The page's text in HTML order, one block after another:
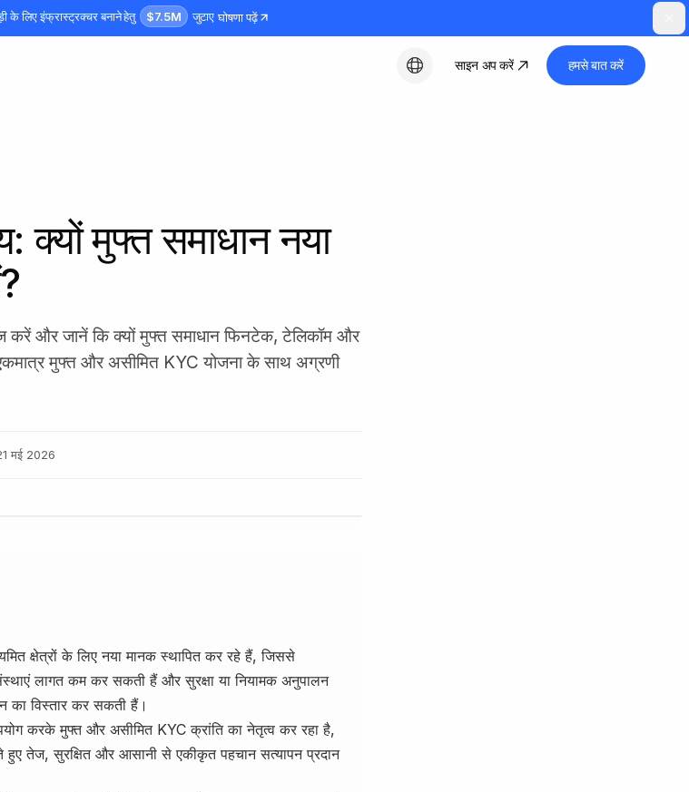
के लिए इंफ्रास्ट्रक्चर बनाने हेतु $7.5M जुटाए घोषणा पढ़ें
हिन्दी
साइन अप करें हमसे बात करें
क्यों मुफ्त समाधान नया
और जानें कि क्यों मुफ्त समाधान फिनटेक, टेलिकॉम और
मुफ्त और असीमित KYC योजना के साथ अग्रणी
मई 2026
क्षेत्रों के लिए नया मानक स्थापित कर रहे हैं, जिससे
लागत कम कर सकती हैं और सुरक्षा या नियामक अनुपालन
का विस्तार कर सकती हैं।
करके मुफ्त और असीमित KYC क्रांति का नेतृत्व कर रहा है,
तेज, सुरक्षित और आसानी से एकीकृत पहचान सत्यापन प्रदान